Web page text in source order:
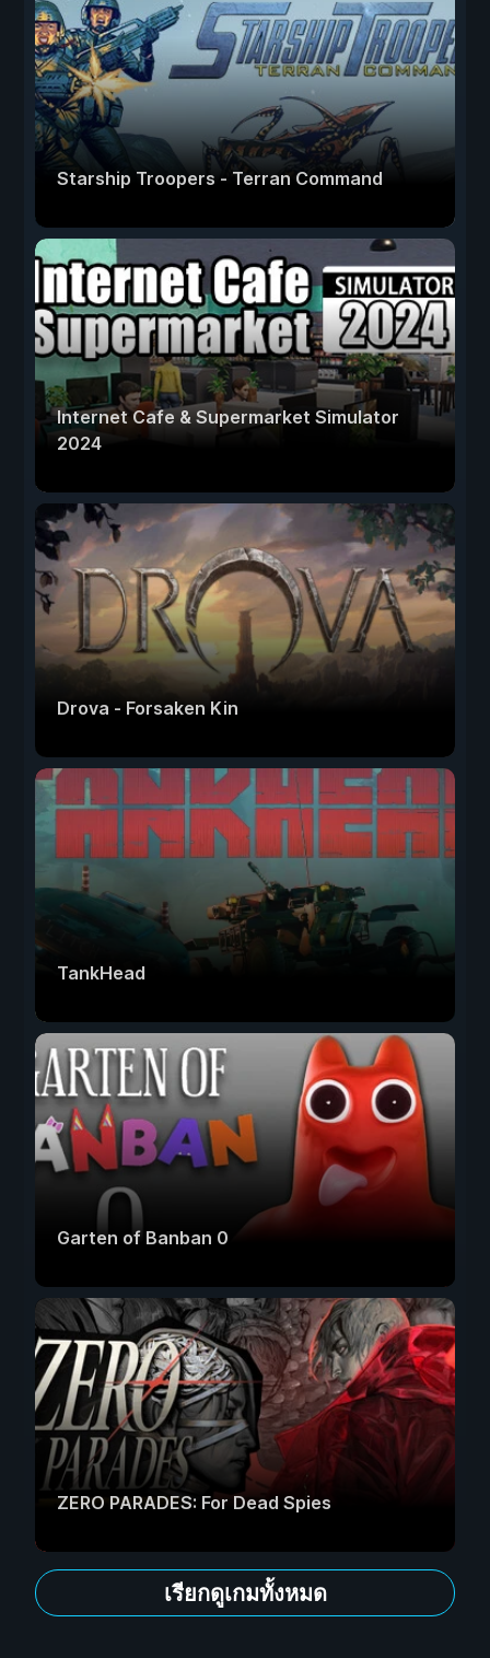
Starship Troopers - Terran Command
Internet Cafe & Supermarket Simulator
2024
Drova - Forsaken Kin
TankHead
Garten of Banban 0
ZERO PARADES: For Dead Spies
เรียกดูเกมทั้งหมด